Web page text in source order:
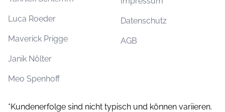
Luca Roeder
Maverick Prigge
Janik Nölter
Meo Spenhoff
Datenschutz
AGB
*Kundenerfolge sind nicht typisch und können variieren.